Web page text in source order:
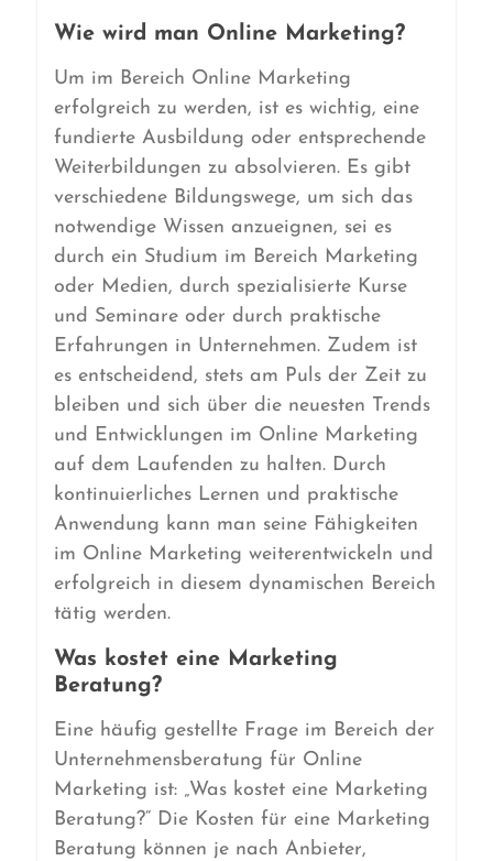
Wie wird man Online Marketing?
Um im Bereich Online Marketing
erfolgreich zu werden, ist es wichtig, eine
fundierte Ausbildung oder entsprechende
Weiterbildungen zu absolvieren. Es gibt
verschiedene Bildungswege, um sich das
notwendige Wissen anzueignen, sei es
durch ein Studium im Bereich Marketing
oder Medien, durch spezialisierte Kurse
und Seminare oder durch praktische
Erfahrungen in Unternehmen. Zudem ist
es entscheidend, stets am Puls der Zeit zu
bleiben und sich über die neuesten Trends
und Entwicklungen im Online Marketing
auf dem Laufenden zu halten. Durch
kontinuierliches Lernen und praktische
Anwendung kann man seine Fähigkeiten
im Online Marketing weiterentwickeln und
erfolgreich in diesem dynamischen Bereich
tätig werden.
Was kostet eine Marketing
Beratung?
Eine häufig gestellte Frage im Bereich der
Unternehmensberatung für Online
Marketing ist: „Was kostet eine Marketing
Beratung?“ Die Kosten für eine Marketing
Beratung können je nach Anbieter,